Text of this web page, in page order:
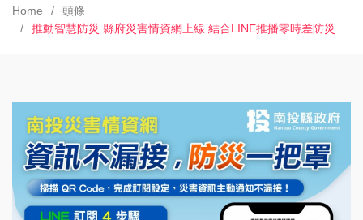
Home
頭條
推動智慧防災 縣府災害情資網上線 結合LINE推播零時差防災